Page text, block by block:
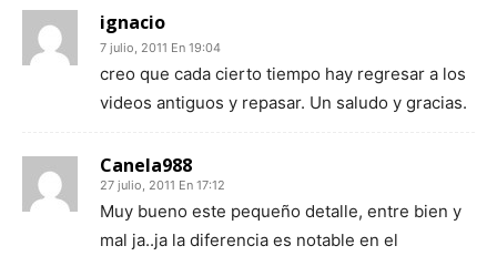
ignacio
7 julio, 2011 En 19:04
creo que cada cierto tiempo hay regresar a los
videos antiguos y repasar. Un saludo y gracias.
Canela988
27 julio, 2011 En 17:12
Muy bueno este pequeño detalle, entre bien y
mal ja..ja la diferencia es notable en el